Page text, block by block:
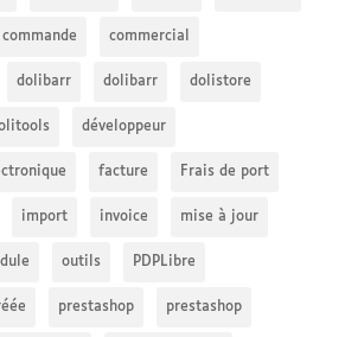
commande commercial
dolibarr dolibarr dolistore
développeur
facture Frais de port
import invoice mise à jour
outils PDPLibre
prestashop prestashop